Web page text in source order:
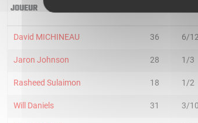
JOUEUR
David MICHINEAU 36 6/12
Jaron Johnson 28 1/3
Rasheed Sulaimon 18 1/2
Will Daniels 31 3/10